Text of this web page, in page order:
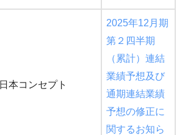
日本コンセプト
2025年12月期
第２四半期
（累計）連結
業績予想及び
通期連結業績
予想の修正に
関するお知ら